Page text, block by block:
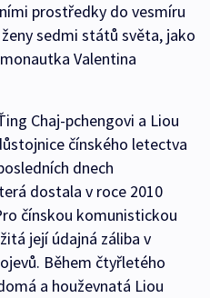
prostředky do vesmíru
sedmi států světa, jako
Valentina
Chaj-pchengovi a Liou
čínského letectva
dnech
dostala v roce 2010
čínskou komunistickou
její údajná záliba v
Během čtyřletého
a houževnatá Liou